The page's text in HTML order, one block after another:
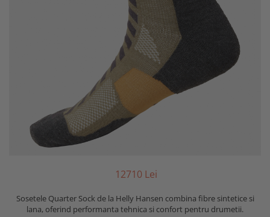
12710 Lei
Sosetele Quarter Sock de la Helly Hansen combina fibre sintetice si
lana, oferind performanta tehnica si confort pentru drumetii.